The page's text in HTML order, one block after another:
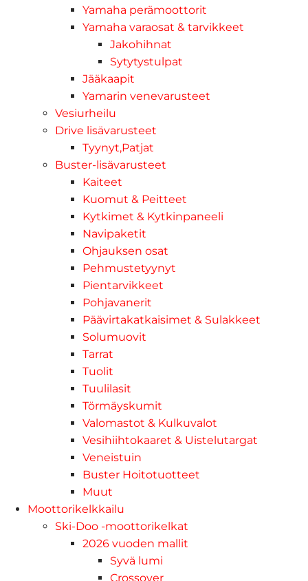
Yamaha perämoottorit
Yamaha varaosat & tarvikkeet
Jakohihnat
Sytytystulpat
Jääkaapit
Yamarin venevarusteet
Vesiurheilu
Drive lisävarusteet
Tyynyt,Patjat
Buster-lisävarusteet
Kaiteet
Kuomut & Peitteet
Kytkimet & Kytkinpaneeli
Navipaketit
Ohjauksen osat
Pehmustetyynyt
Pientarvikkeet
Pohjavanerit
Päävirtakatkaisimet & Sulakkeet
Solumuovit
Tarrat
Tuolit
Tuulilasit
Törmäyskumit
Valomastot & Kulkuvalot
Vesihiihtokaaret & Uistelutargat
Veneistuin
Buster Hoitotuotteet
Muut
Moottorikelkkailu
Ski-Doo -moottorikelkat
2026 vuoden mallit
Syvä lumi
Crossover